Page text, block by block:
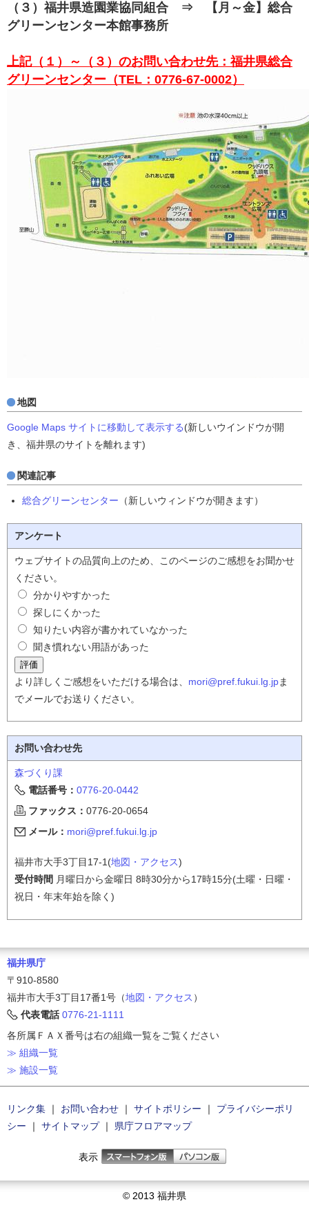
（３）福井県造園業協同組合 ⇒ 【月～金】総合
グリーンセンター本館事務所
上記（１）～（３）のお問い合わせ先：福井県総合
グリーンセンター（TEL：0776-67-0002）
地図
Google Maps サイトに移動して表示する(新しいウインドウが開
き、福井県のサイトを離れます)
関連記事
総合グリーンセンター （新しいウィンドウが開きます）
アンケート
ウェブサイトの品質向上のため、このページのご感想をお聞かせ
ください。
分かりやすかった
探しにくかった
知りたい内容が書かれていなかった
聞き慣れない用語があった
より詳しくご感想をいただける場合は、 mori@pref.fukui.lg.jpま
でメールでお送りください。
お問い合わせ先
森づくり課
電話番号： 0776-20-0442
ファックス： 0776-20-0654
メール： mori@pref.fukui.lg.jp
福井市大手3丁目17-1(地図・アクセス)
受付時間 月曜日から金曜日 8時30分から17時15分(土曜・日曜・
祝日・年末年始を除く)
福井県庁
〒910-8580
福井市大手3丁目17番1号（地図・アクセス ）
代表電話 0776-21-1111
各所属ＦＡＸ番号は右の組織一覧をご覧ください
≫ 組織一覧
≫ 施設一覧
リンク集 ｜ お問い合わせ ｜ サイトポリシー ｜
プライバシーポリ
シー ｜ サイトマップ｜ 県庁フロアマップ
表示
© 2013 福井県